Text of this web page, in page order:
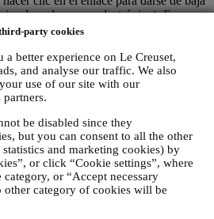
party cookies
better experience on Le Creuset,
and analyse our traffic. We also
use of our site with our
be disabled since they
but you can consent to all the other
statistics and marketing cookies) by
or click “Cookie settings”, where
or “Accept necessary
other category of cookies will be
de cada correo electrónico). En
fin a cualquiera de nuestras
su exclusión lo antes posible,
puede recibir algunos mensajes más
por completo.Por favor,
ni vendemos sus datos de contacto y
uno de nuestros productos, podemos
solicitando la opinión sobre sus
en las opiniones de los productos de
proporcionar dicha información) para